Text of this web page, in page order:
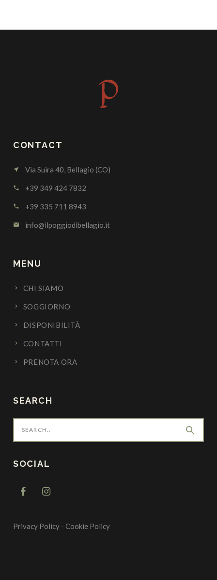
CONTACT
near_me Via Suira 40, Bellagio (CO)
call +39 349 424 7832
call +39 335 711 8943
email info@ilpoggiodibellagio.it
MENU
CHI SIAMO
SOGGIORNO
DISPONIBILITÀ
CONTATTI
PRENOTA ORA
SEARCH
search
SOCIAL
Privacy Policy- Cookie Policy